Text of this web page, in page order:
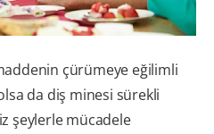
çürümeye eğilimli
da diş minesi sürekli
şeylerle mücadele